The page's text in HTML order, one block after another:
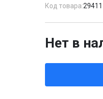
Код товара:29411
Нет в